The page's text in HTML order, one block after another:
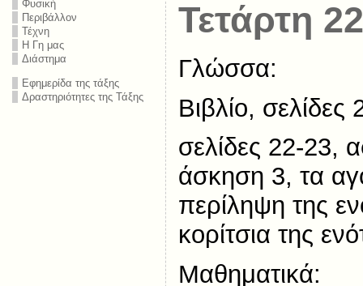
Φυσική
Περιβάλλον
Τέχνη
Η Γη μας
Διάστημα
Εφημερίδα της τάξης
Δραστηριότητες της Τάξης
Τετάρτη
Γλώσσα:
Βιβλίο,
σελίδες 22-23,
άσκηση 3, τα
περίληψη της
κορίτσια της
Μαθηματικά: